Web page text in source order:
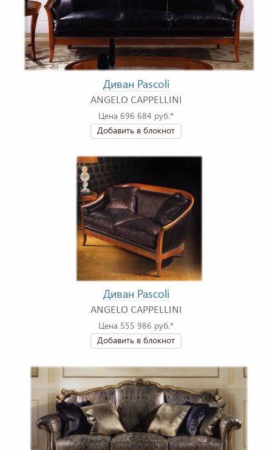
Диван Pascoli
ANGELO CAPPELLINI
Цена 696 684 руб.*
Добавить в блокнот
Диван Pascoli
ANGELO CAPPELLINI
Цена 555 986 руб.*
Добавить в блокнот